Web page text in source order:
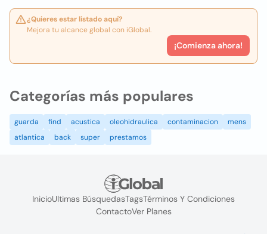
¿Quieres estar listado aquí?
Mejora tu alcance global con iGlobal.
¡Comienza ahora!
Categorías más populares
guarda find acustica oleohidraulica contaminacion
mens
atlantica
back super prestamos
InicioUltimas BúsquedasTagsTérminos Y Condiciones
ContactoVer Planes